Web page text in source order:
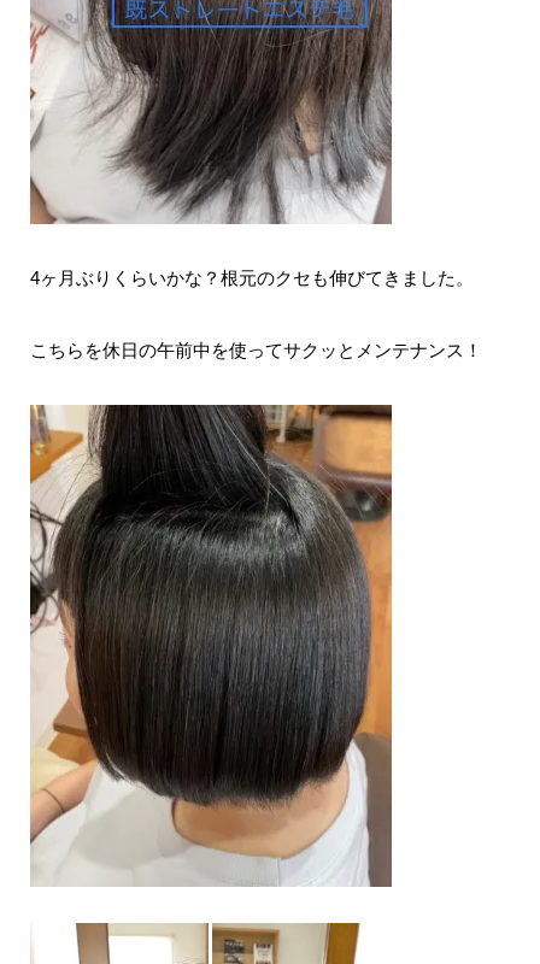
4ヶ月ぶりくらいかな？根元のクセも伸びてきました。
こちらを休日の午前中を使ってサクッとメンテナンス！